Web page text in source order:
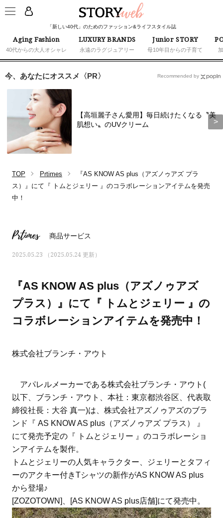
「新しい40代」のためのファッション&ライフスタイル誌
Aging Fashion
40代からの大人オシャレ
LUXURY BRANDS
永遠のラグジュアリー
Junior STORY
母10年目からの子育て
ママとパパに贈る「ジェンダーレ
ス学」
人気の40代髪型・ヘ
タログ
今、あなたにオススメ〈PR〉
【高垣麗子さん愛用】毎日続けたくなる〝美
肌想い〟のUVクリーム
Recommended by
TOP Prtimes
『AS KNOW AS plus（アズノゥアズ プラ
ス）』にて『 トムとジェリー 』のコラボレーションアイテムを発売
中！
Prtimes 商品サービス
2025.05.23 （2025.05.24 更新）
『AS KNOW AS plus（アズノゥアズ
プラス）』にて『 トムとジェリー 』の
コラボレーションアイテムを発売中！
株式会社ブランチ・アウト
アパレルメーカーである株式会社ブランチ・アウト(
以下、ブランチ・アウト、本社：東京都渋谷区、代表取
締役社長：大谷 真一)は、株式会社アズノゥアズのブラ
ンド『 AS KNOW AS plus（アズノゥアズ プラス） 』
にて発売予定の『 トムとジェリー 』のコラボレーショ
ンアイテムを製作。
トムとジェリーの人気キャラクター、ジェリーとタフィ
ーのアクキー付きTシャツの新作がAS KNOW AS plus
から登場♪
[ZOZOTOWN]、[AS KNOW AS plus店舗]にて発売中。